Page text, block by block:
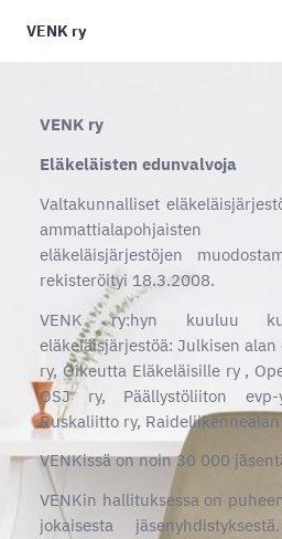
Siirry
VENK ry
VENK ry
Eläkeläisten edunvalvoja
Valtakunnalliset
ammattialapohjaisten
eläkeläisjärjestöjen
rekisteröityi 18.3.2008.
VENK ry:hyn kuuluu
eläkeläisjärjestöä: Julkisen
ry, Oikeutta Eläkeläisille ry ,
OSJ ry, Päällystöliiton
Ruskaliitto ry,
VENKissä on noin 30 000
VENKin hallituksessa on
jokaisesta